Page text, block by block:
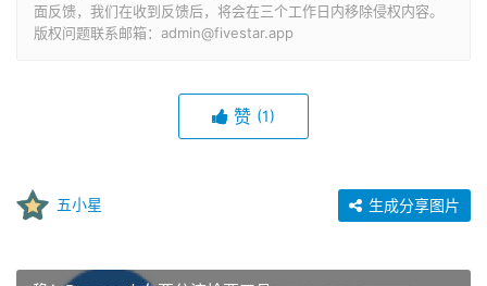
面反馈，我们在收到反馈后，将会在三个工作日内移除侵权内容。
版权问题联系邮箱：admin@fivestar.app
赞 (1)
五小星 生成分享图片